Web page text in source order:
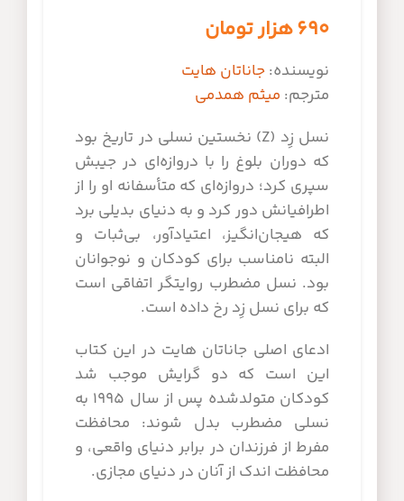
۶۹۰هزار تومان
نویسنده:جاناتان هایت
مترجم: میثم همدمی
نسل زِد (Z) نخستین نسلی در تاریخ بود
که دوران بلوغ را با دروازه‌ای در جیبش
سپری کرد؛ دروازه‌ای که متأسفانه او را از
اطرافیانش دور کرد و به دنیای بدیلی ‌برد
که هیجان‌انگیز، اعتیادآور، بی‌ثبات و
البته نامناسب برای کودکان و نوجوانان
بود. نسل مضطرب روایتگر اتفاقی است
که برای نسل زِد رخ داده است.
ادعای اصلی جاناتان هایت در این کتاب
این است که دو گرایش موجب شد
کودکان متولدشده پس از سال ۱۹۹۵ به
نسلی مضطرب بدل شوند: محافظت
مفرط از فرزندان در برابر دنیای واقعی، و
محافظت اندک از آنان در دنیای مجازی.